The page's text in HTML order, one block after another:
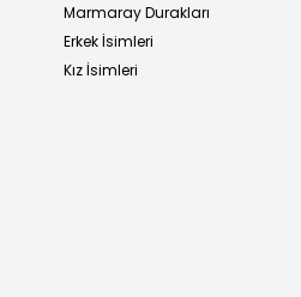
Marmaray Durakları
Erkek İsimleri
Kız İsimleri